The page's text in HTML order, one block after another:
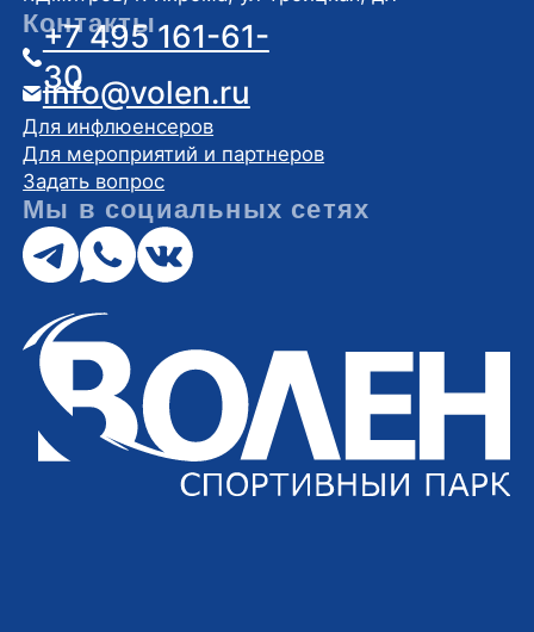
Политика
конфиденциальности
АО «Спортивный Парк
«ВОЛЕН» ИНН: 5007034424